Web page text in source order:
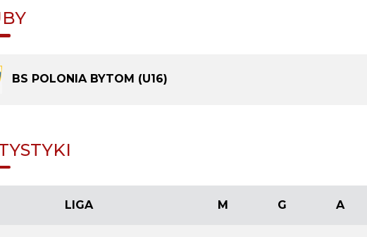
BS POLONIA BYTOM (U16)
LIGA M G A